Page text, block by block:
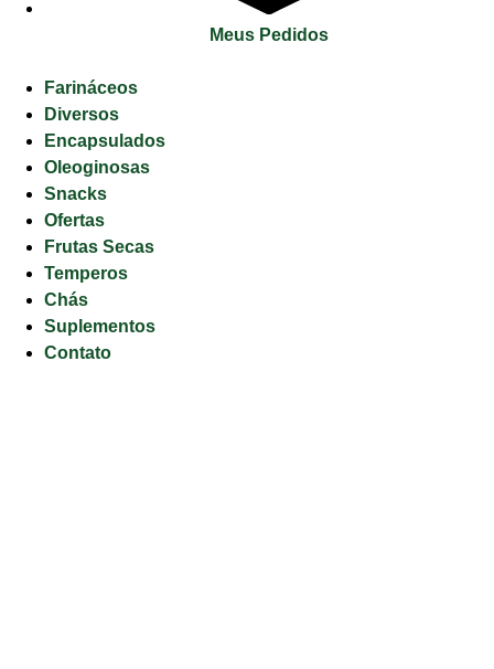
Meus Pedidos
Farináceos
Diversos
Encapsulados
Oleoginosas
Snacks
Ofertas
Frutas Secas
Temperos
Chás
Suplementos
Contato